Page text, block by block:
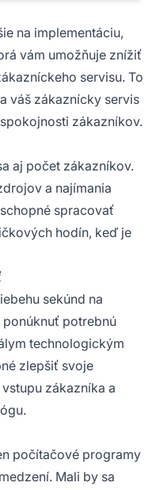
na implementáciu,
vám umožňuje znížiť
servisu. To
váš zákaznícky servis
zákazníkov.
aj počet zákazníkov.
a najímania
spracovať
hodín, keď je
sekúnd na
potrebnú
technologickým
zlepšiť svoje
zákazníka a
počítačové programy
Mali by sa